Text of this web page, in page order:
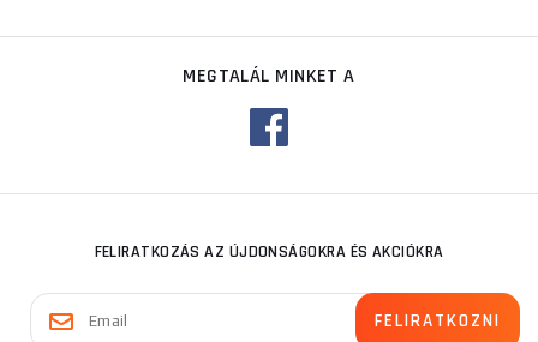
MEGTALÁL MINKET A
FELIRATKOZÁS AZ ÚJDONSÁGOKRA ÉS AKCIÓKRA